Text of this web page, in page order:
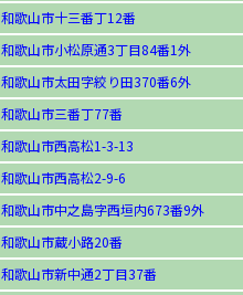
和歌山市十三番丁12番
和歌山市小松原通3丁目84番1外
和歌山市太田字絞り田370番6外
和歌山市三番丁77番
和歌山市西高松1-3-13
和歌山市西高松2-9-6
和歌山市中之島字西垣内673番9外
和歌山市蔵小路20番
和歌山市新中通2丁目37番